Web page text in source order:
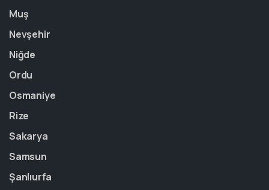
Muş
Nevşehir
Niğde
Ordu
Osmaniye
Rize
Sakarya
Samsun
Şanlıurfa